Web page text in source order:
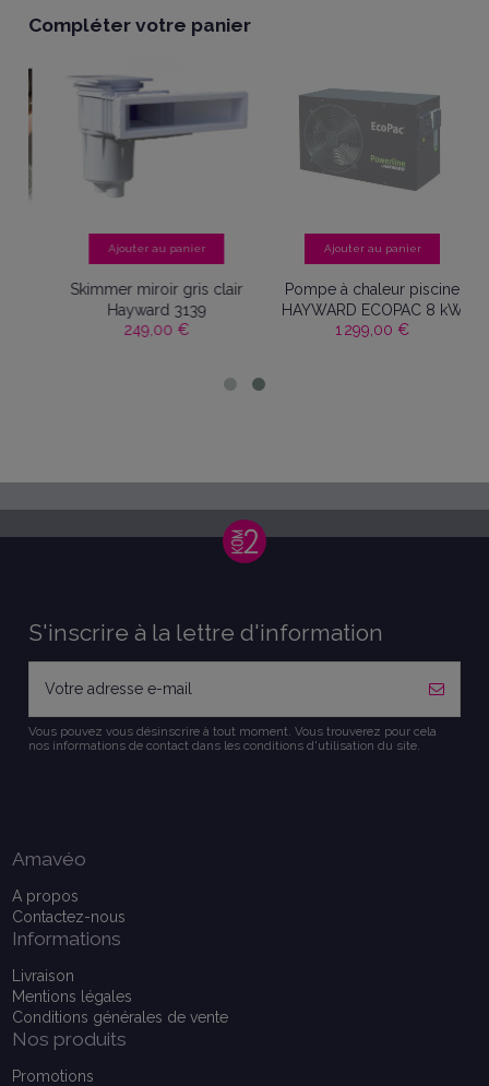
Compléter votre panier
gris clair
Ajouter au panier
Pompe à chaleur piscine
HAYWARD ECOPAC 8 kW
1 299,00 €
Ajouter au panier
Boîte de dérivation
Blanche
17,90 €
S'inscrire à la lettre d'information
Vous pouvez vous désinscrire à tout moment. Vous trouverez pour cela
nos informations de contact dans les conditions d'utilisation du site.
Amavéo
A propos
Contactez-nous
Informations
Livraison
Mentions légales
Conditions générales de vente
Nos produits
Promotions